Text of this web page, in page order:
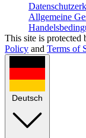
Allgemeine
This site is
Policy and Terms of
Deutsch